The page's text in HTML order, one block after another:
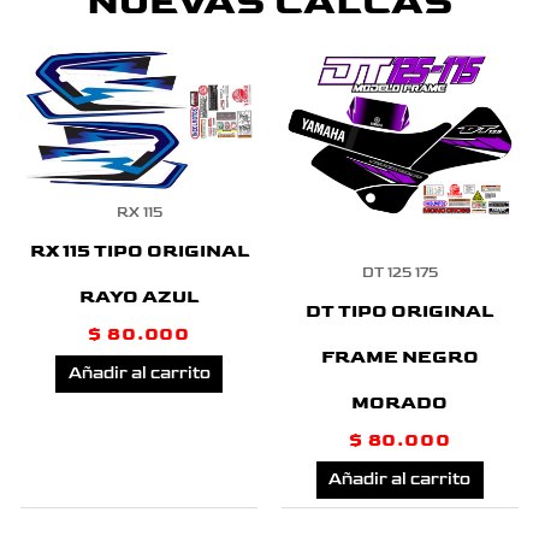
RX 115
RX 115 TIPO ORIGINAL
RAYO AZUL
$ 80.000
Añadir al carrito
DT 125 175
DT TIPO ORIGINAL
FRAME NEGRO
MORADO
$ 80.000
Añadir al carrito